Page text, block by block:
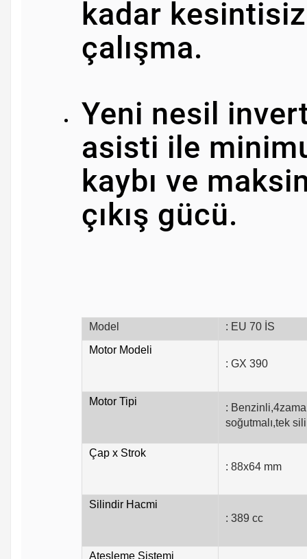
kadar kesintisiz
çalışma.
Yeni nesil
asisti ile
kaybı ve
çıkış gücü.
Model
: EU 70 İS
Motor Modeli
: GX 390
Motor Tipi
:
soğutmalı,tek
Çap x Strok
: 88x64 mm
Silindir Hacmi
: 389 cc
Ateşleme Sistemi